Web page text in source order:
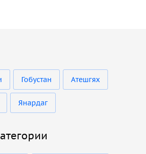
Гобустан Атешгях
Янардаг